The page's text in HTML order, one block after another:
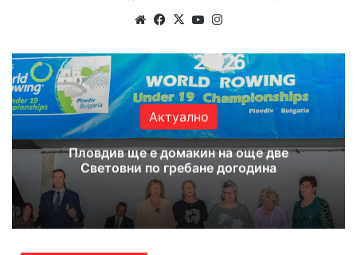
WebsiteFacebook
X YouTube
Актуално
Пловдив ще е домакин на още две
Световни по гребане догодина